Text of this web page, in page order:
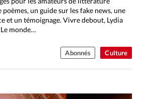
Culture
un guide sur les fake news, une
et un témoignage. Vivre debout, Lydia
monde…
Abonnés